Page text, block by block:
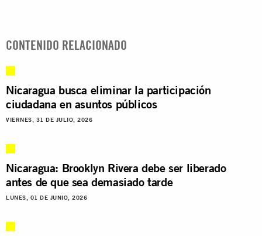
CONTENIDO RELACIONADO
Nicaragua busca eliminar la participación
ciudadana en asuntos públicos
VIERNES, 31 DE JULIO, 2026
Nicaragua: Brooklyn Rivera debe ser liberado
antes de que sea demasiado tarde
LUNES, 01 DE JUNIO, 2026